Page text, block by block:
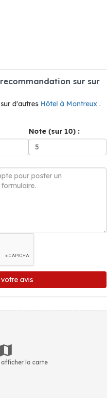
sur sur
d'autres Hôtel à Montreux .
Note (sur 10) :
avis
afficher la carte